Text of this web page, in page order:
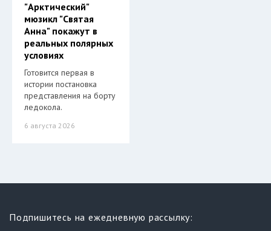
"Арктический"
мюзикл "Святая
Анна" покажут в
реальных полярных
условиях
Готовится первая в
истории постановка
представления на борту
ледокола.
6 августа 2026
Подпишитесь на ежедневную рассылку: